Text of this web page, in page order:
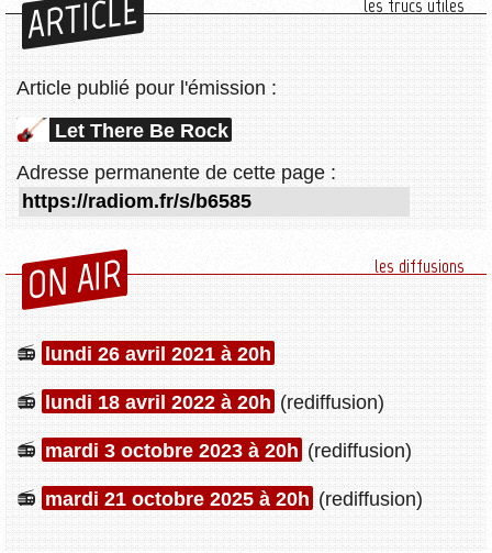
ARTICLE les trucs utiles
Article publié pour l'émission :
Let There Be Rock
Adresse permanente de cette page :
ON AIR les diffusions
lundi 26 avril 2021 à 20h
lundi 18 avril 2022 à 20h (rediffusion)
mardi 3 octobre 2023 à 20h (rediffusion)
mardi 21 octobre 2025 à 20h (rediffusion)